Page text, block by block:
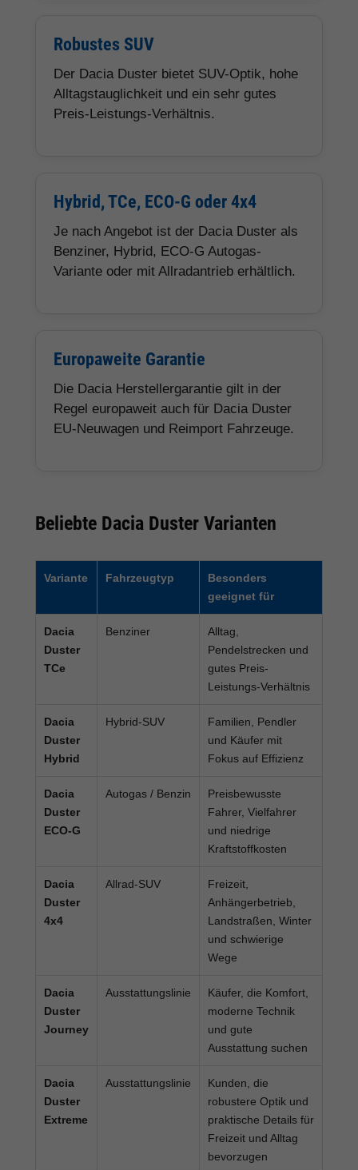
Robustes SUV
Der Dacia Duster bietet SUV-Optik, hohe
Alltagstauglichkeit und ein sehr gutes
Preis-Leistungs-Verhältnis.
Hybrid, TCe, ECO-G oder 4x4
Je nach Angebot ist der Dacia Duster als
Benziner, Hybrid, ECO-G Autogas-
Variante oder mit Allradantrieb erhältlich.
Europaweite Garantie
Die Dacia Herstellergarantie gilt in der
Regel europaweit auch für Dacia Duster
EU-Neuwagen und Reimport Fahrzeuge.
Beliebte Dacia Duster Varianten
Variante Fahrzeugtyp
Besonders
geeignet für
Dacia
Duster
TCe
Benziner
Alltag,
Pendelstrecken und
gutes Preis-
Leistungs-Verhältnis
Dacia
Duster
Hybrid
Hybrid-SUV
Familien, Pendler
und Käufer mit
Fokus auf Effizienz
Dacia
Duster
ECO-G
Autogas / Benzin
Preisbewusste
Fahrer, Vielfahrer
und niedrige
Kraftstoffkosten
Dacia
Duster
4x4
Allrad-SUV
Freizeit,
Anhängerbetrieb,
Landstraßen, Winter
und schwierige
Wege
Dacia
Duster
Journey
Ausstattungslinie
Käufer, die Komfort,
moderne Technik
und gute
Ausstattung suchen
Dacia
Duster
Extreme
Ausstattungslinie
Kunden, die
robustere Optik und
praktische Details für
Freizeit und Alltag
bevorzugen